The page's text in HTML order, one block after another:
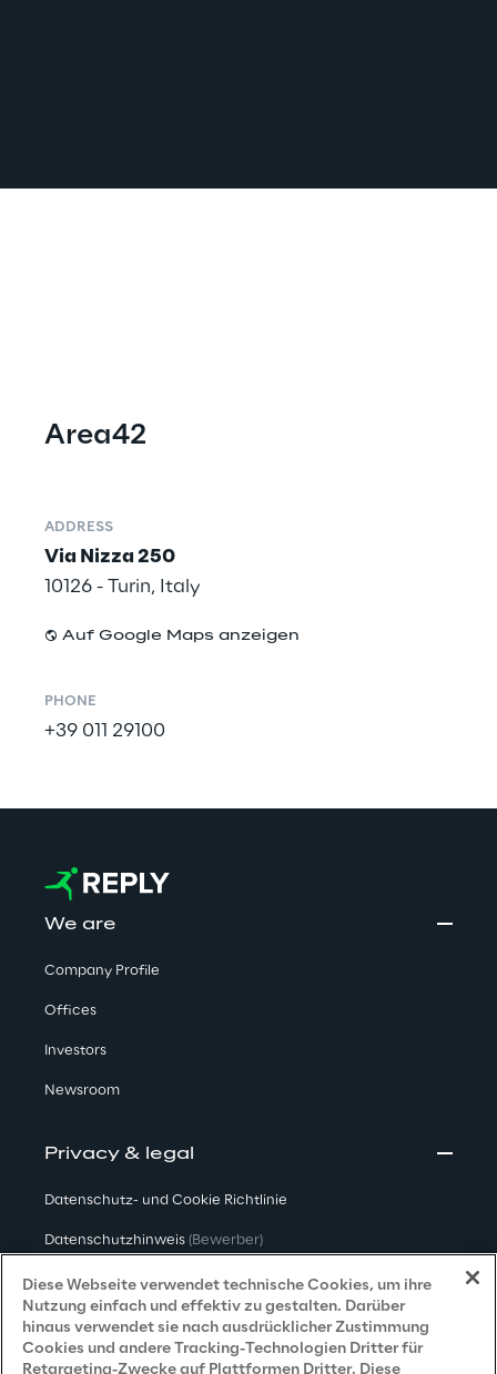
Area42
ADDRESS
Via Nizza 250
10126 - Turin, Italy
Auf Google Maps anzeigen
PHONE
+39 011 29100
We are
Company Profile
Offices
Investors
Newsroom
Privacy & legal
Datenschutz- und Cookie Richtlinie
Datenschutzhinweis (Bewerber)
Datenschutzhinweis(Kunden)
Datenschutzhinweis (Dienstleister)
Datenschutzhinweis (Marketing)
Diese Webseite verwendet technische Cookies, um ihre
Nutzung einfach und effektiv zu gestalten. Darüber
hinaus verwendet sie nach ausdrücklicher Zustimmung
Cookies und andere Tracking-Technologien Dritter für
Retargeting-Zwecke auf Plattformen Dritter. Diese